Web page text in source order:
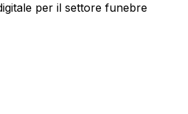
per il settore funebre